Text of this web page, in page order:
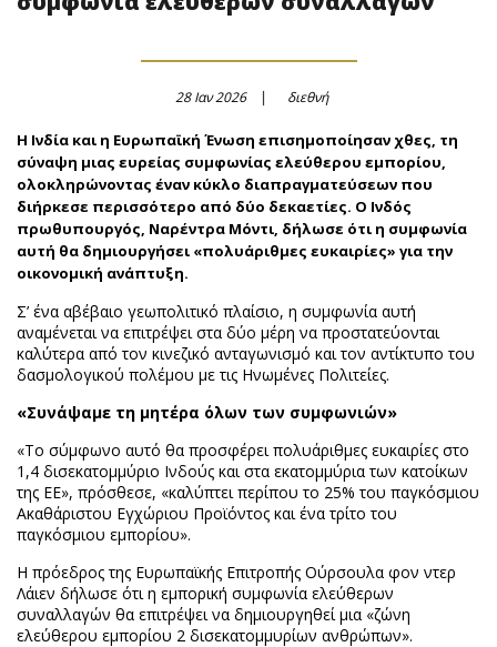
28 Ιαν 2026 διεθνή
Η Ινδία και η Ευρωπαϊκή Ένωση επισημοποίησαν χθες, τη
σύναψη μιας ευρείας συμφωνίας ελεύθερου εμπορίου,
ολοκληρώνοντας έναν κύκλο διαπραγματεύσεων που
διήρκεσε περισσότερο από δύο δεκαετίες. Ο Ινδός
πρωθυπουργός, Ναρέντρα Μόντι, δήλωσε ότι η συμφωνία
αυτή θα δημιουργήσει «πολυάριθμες ευκαιρίες» για την
οικονομική ανάπτυξη.
Σ’ ένα αβέβαιο γεωπολιτικό πλαίσιο, η συμφωνία αυτή
αναμένεται να επιτρέψει στα δύο μέρη να προστατεύονται
καλύτερα από τον κινεζικό ανταγωνισμό και τον αντίκτυπο του
δασμολογικού πολέμου με τις Ηνωμένες Πολιτείες.
«Συνάψαμε τη μητέρα όλων των συμφωνιών»
«Το σύμφωνο αυτό θα προσφέρει πολυάριθμες ευκαιρίες στο
1,4 δισεκατομμύριο Ινδούς και στα εκατομμύρια των κατοίκων
της ΕΕ», πρόσθεσε, «καλύπτει περίπου το 25% του παγκόσμιου
Ακαθάριστου Εγχώριου Προϊόντος και ένα τρίτο του
παγκόσμιου εμπορίου».
Η πρόεδρος της Ευρωπαϊκής Επιτροπής Ούρσουλα φον ντερ
Λάιεν δήλωσε ότι η εμπορική συμφωνία ελεύθερων
συναλλαγών θα επιτρέψει να δημιουργηθεί μια «ζώνη
ελεύθερου εμπορίου 2 δισεκατομμυρίων ανθρώπων».